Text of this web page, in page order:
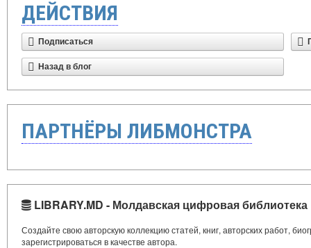
ДЕЙСТВИЯ
Подписаться
Назад в блог
ПАРТНЁРЫ ЛИБМОНСТРА
LIBRARY.MD - Молдавская цифровая библиотека
Создайте свою авторскую коллекцию статей, книг, авторских работ,
зарегистрироваться в качестве автора.